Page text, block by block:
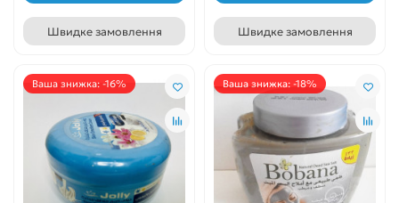
Швидке замовлення Швидке замовлення
Ваша знижка: -16% Ваша знижка: -18%